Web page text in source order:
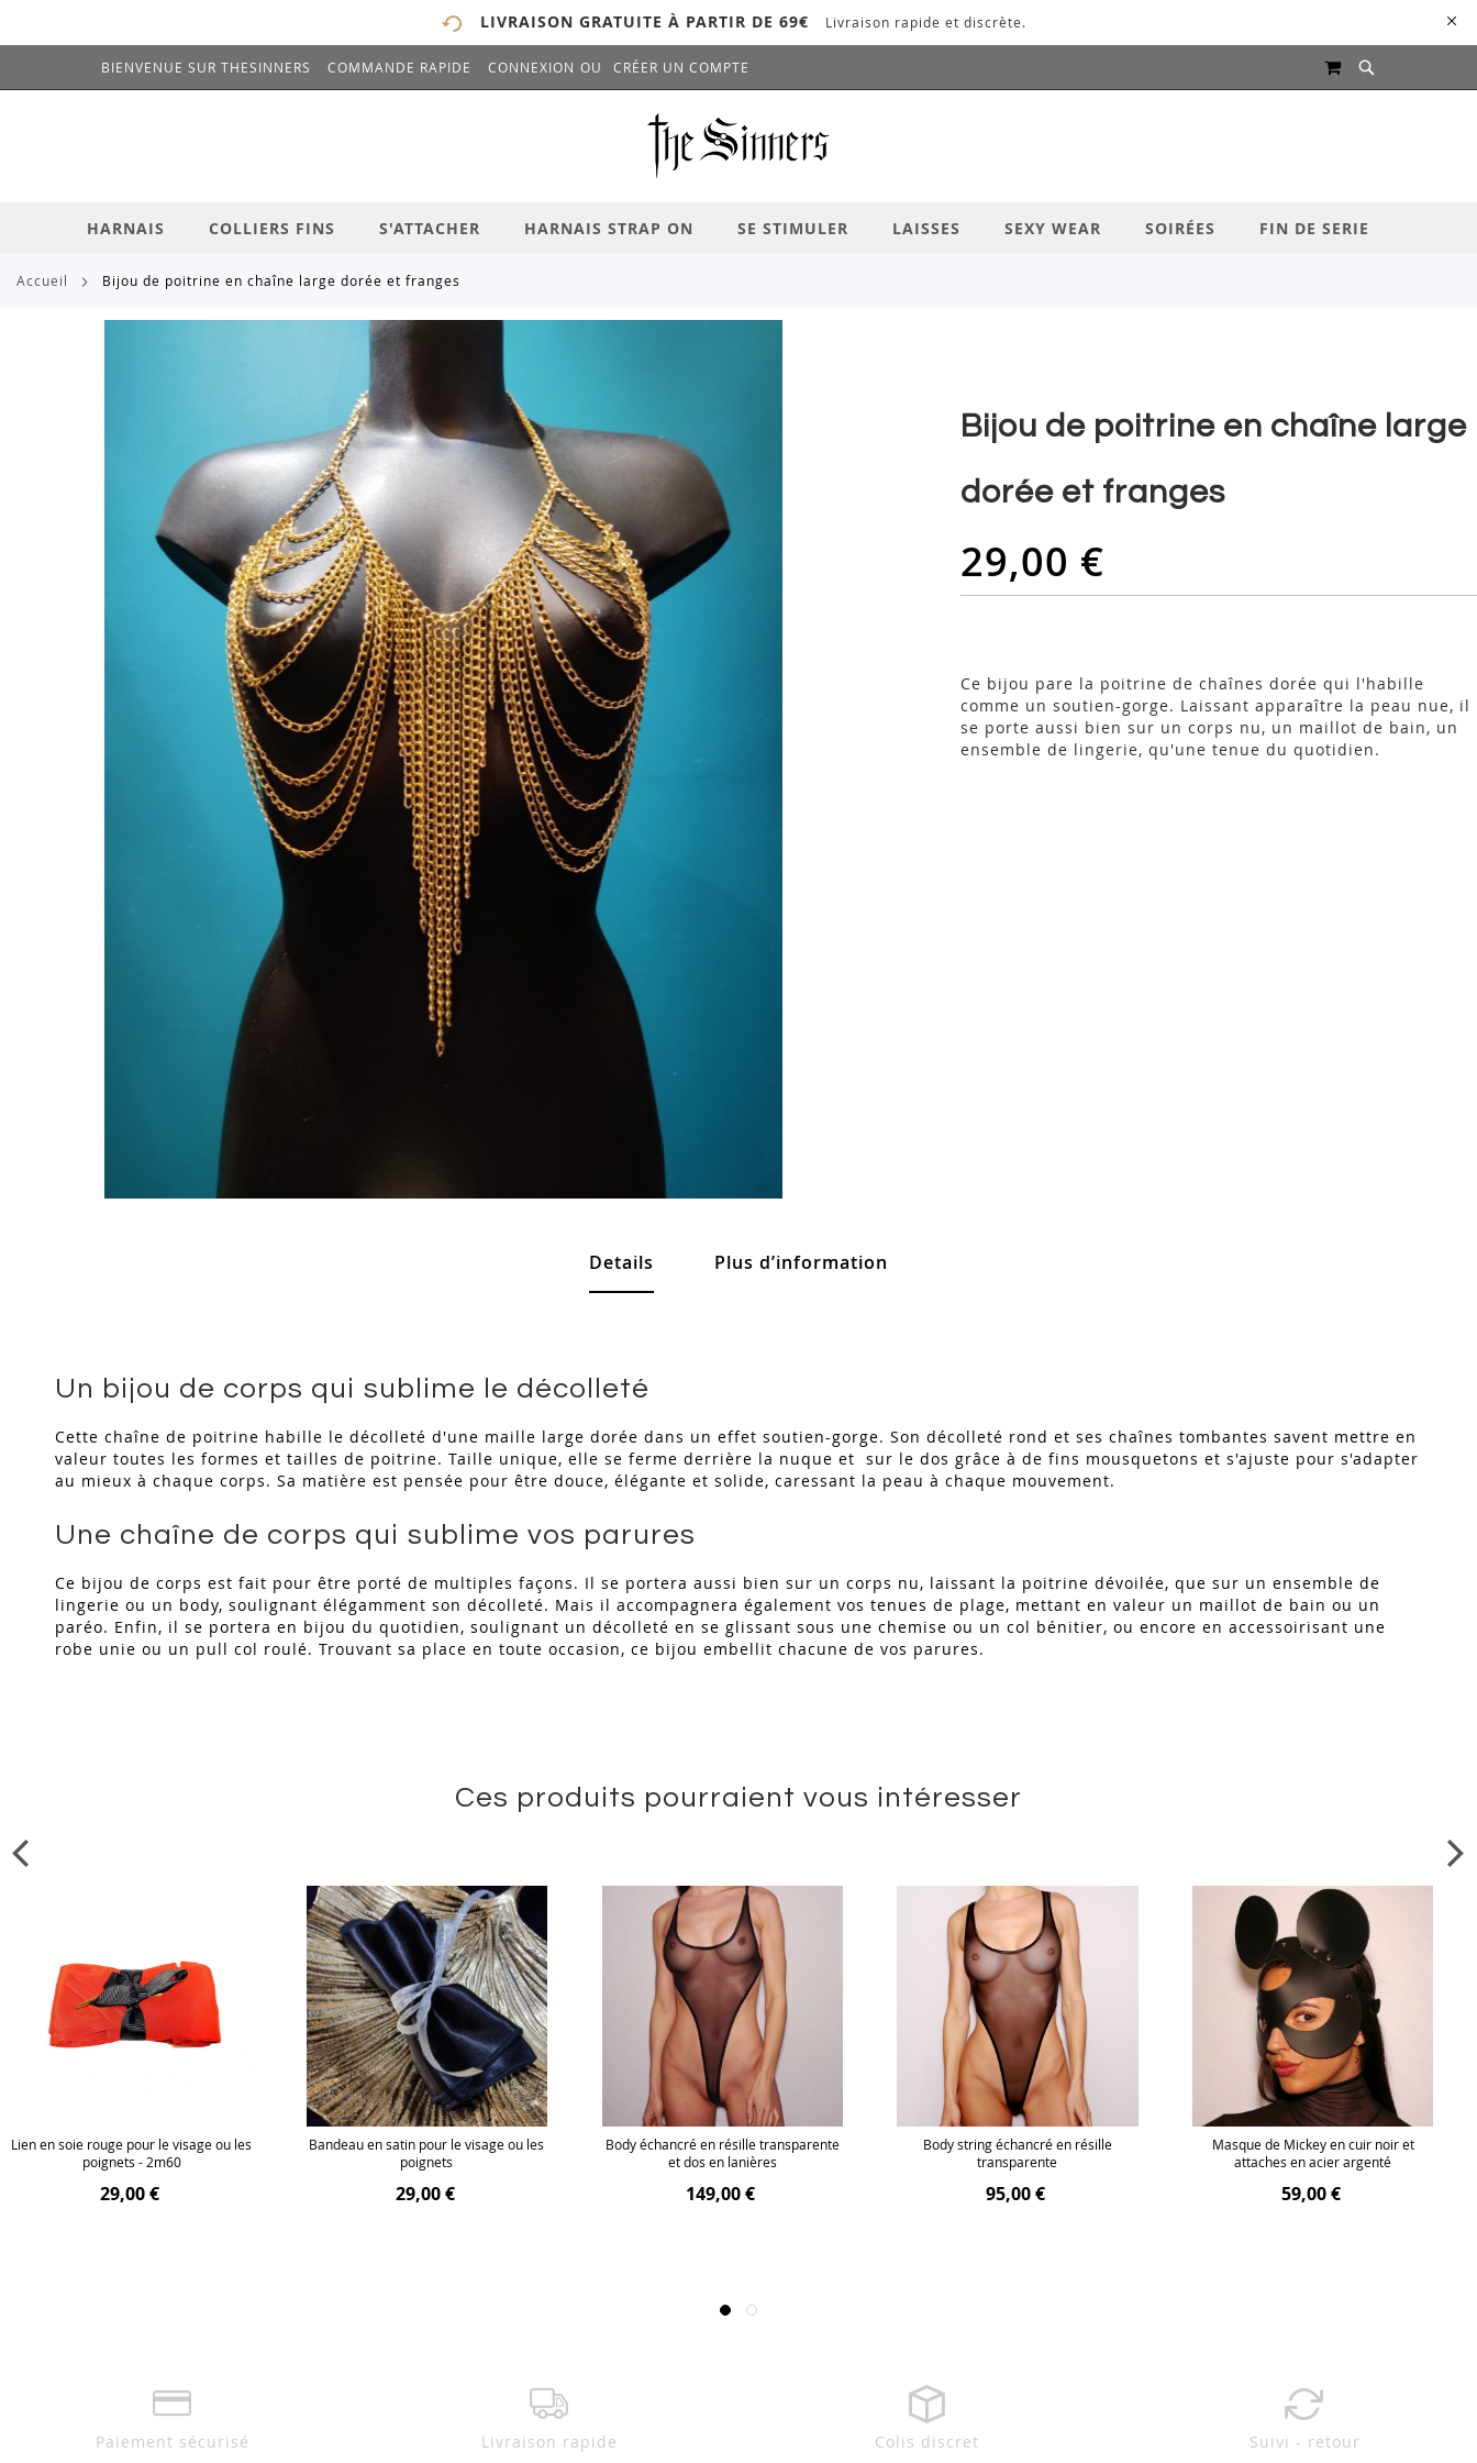
LIVRAISON GRATUITE À PARTIR DE 69€ Livraison rapide et discrète.
ALLEZ
BIENVENUE SUR THESINNERS COMMANDE RAPIDE CONNEXION CRÉER UN COMPTE
# ENTREZ AU MOINS 3 CARACTÈRES POUR LANCER LA RECHERCHE # APPUYEZ SUR LA TOUCHE "ENTRER" POUR LANCER LA RECHERCHE
MON PANIER
HARNAIS COLLIERS FINS S'ATTACHER HARNAIS STRAP ON SE STIMULER LAISSES SEXY WEAR SOIRÉES FIN DE SERIE
accueil bijou de poitrine en chaîne large dorée et franges
Bijou de poitrine en chaîne large
dorée et franges
29,00 €
Ce bijou pare la poitrine de chaînes dorée qui l'habille
comme un soutien-gorge. Laissant apparaître la peau nue, il
se porte aussi bien sur un corps nu, un maillot de bain, un
ensemble de lingerie, qu'une tenue du quotidien.
Details
Un bijou de corps qui sublime le décolleté
Cette chaîne de poitrine habille le décolleté d'une maille large dorée dans un effet soutien-gorge. Son décolleté rond et ses chaînes tombantes savent mettre en
valeur toutes les formes et tailles de poitrine. Taille unique, elle se ferme derrière la nuque et sur le dos grâce à de fins mousquetons et s'ajuste pour s'adapter
au mieux à chaque corps. Sa matière est pensée pour être douce, élégante et solide, caressant la peau à chaque mouvement.
Une chaîne de corps qui sublime vos parures
Ce bijou de corps est fait pour être porté de multiples façons. Il se portera aussi bien sur un corps nu, laissant la poitrine dévoilée, que sur un ensemble de
lingerie ou un body, soulignant élégamment son décolleté. Mais il accompagnera également vos tenues de plage, mettant en valeur un maillot de bain ou un
paréo. Enfin, il se portera en bijou du quotidien, soulignant un décolleté en se glissant sous une chemise ou un col bénitier, ou encore en accessoirisant une
robe unie ou un pull col roulé. Trouvant sa place en toute occasion, ce bijou embellit chacune de vos parures.
Plus d’information
Ces produits pourraient vous intéresser
Lien en soie rouge pour le visage ou les
poignets - 2m60
29,00 €
Bandeau en satin pour le visage ou les
poignets
29,00 €
Body échancré en résille transparente
et dos en lanières
149,00 €
Body string échancré en résille
transparente
95,00 €
Masque de Mickey en cuir noir et
attaches en acier argenté
59,00 €
Paiement sécurisé Livraison rapide Colis discret Suivi - retour